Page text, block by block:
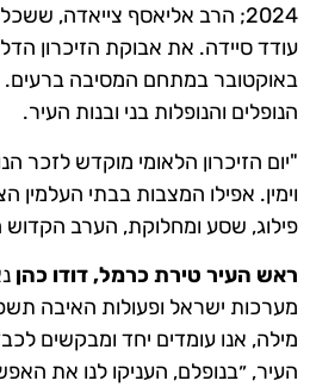
באוקטובר במתחם המסיבה ברעים.
הנופלים והנופלות בני ובנות העיר.
"יום הזיכרון הלאומי מוקדש לזכר
וימין. אפילו המצבות בבתי
פילוג, שסע ומחלוקת, הערב
ראש העיר טירת כרמל, דודו כהן
מערכות ישראל ופעולות האיבה
מילה, אנו עומדים יחד ומבקשים
העיר, ״בנופלם, העניקו לנו את